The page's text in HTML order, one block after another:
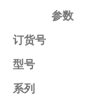
参数
订货号
型号
系列